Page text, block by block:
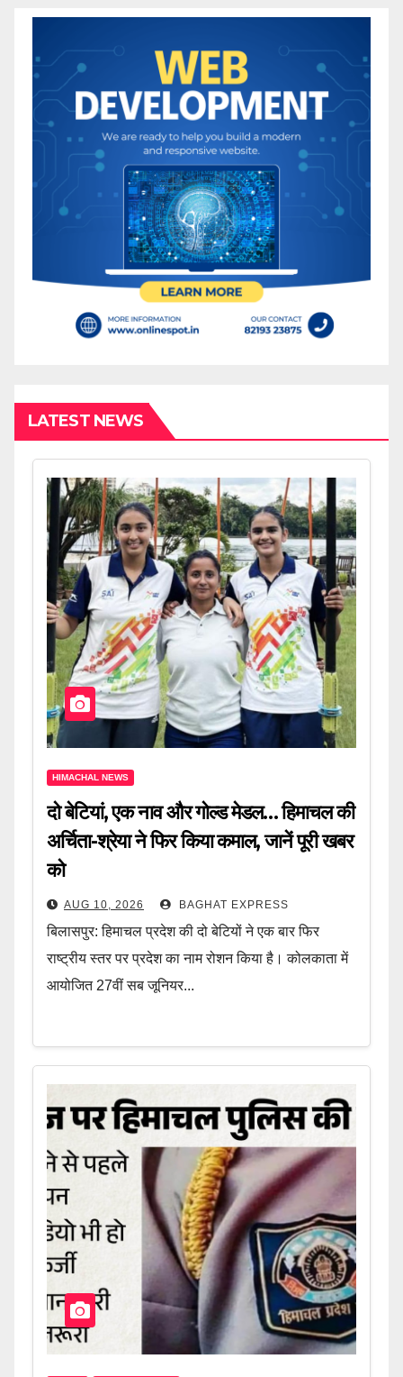
LATEST NEWS
HIMACHAL NEWS
दो बेटियां, एक नाव और गोल्ड मेडल… हिमाचल की
अर्चिता-श्रेया ने फिर किया कमाल, जानें पूरी खबर
को
AUG 10, 2026 BAGHAT EXPRESS
बिलासपुर: हिमाचल प्रदेश की दो बेटियों ने एक बार फिर
राष्ट्रीय स्तर पर प्रदेश का नाम रोशन किया है। कोलकाता में
आयोजित 27वीं सब जूनियर...